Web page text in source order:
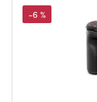
-6 %